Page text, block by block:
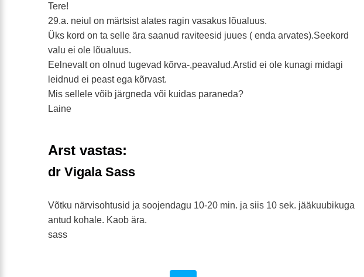
Tere!
29.a. neiul on märtsist alates ragin vasakus lõualuus.
Üks kord on ta selle ära saanud raviteesid juues ( enda arvates).Seekord
valu ei ole lõualuus.
Eelnevalt on olnud tugevad kõrva-,peavalud.Arstid ei ole kunagi midagi
leidnud ei peast ega kõrvast.
Mis sellele võib järgneda või kuidas paraneda?
Laine
Arst vastas:
dr Vigala Sass
Võtku närvisohtusid ja soojendagu 10-20 min. ja siis 10 sek. jääkuubikuga
antud kohale. Kaob ära.
sass